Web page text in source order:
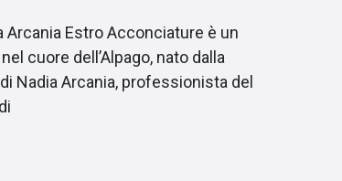
Estro Acconciature è un
cuore dell’Alpago, nato dalla
Nadia Arcania, professionista del